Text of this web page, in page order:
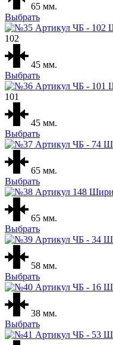
65 мм.
Выбрать
102
45 мм.
Выбрать
101
45 мм.
Выбрать
65 мм.
Выбрать
65 мм.
Выбрать
58 мм.
Выбрать
38 мм.
Выбрать